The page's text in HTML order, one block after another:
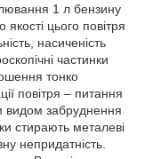
1 л бензину
цього повітря
насиченість
частинки
тонко
повітря – питання
видом забруднення
стирають металеві
непридатність.